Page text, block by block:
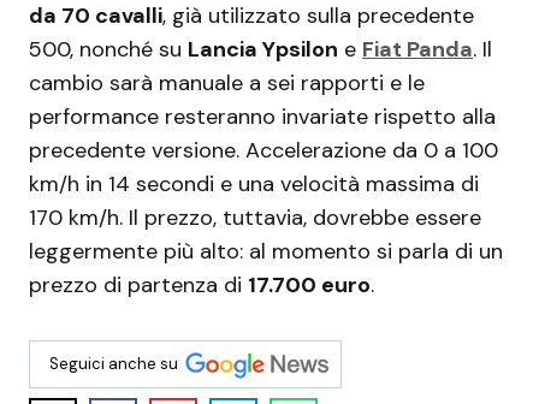
da 70 cavalli, già utilizzato sulla precedente
500, nonché su Lancia Ypsilon e Fiat Panda. Il
cambio sarà manuale a sei rapporti e le
performance resteranno invariate rispetto alla
precedente versione. Accelerazione da 0 a 100
km/h in 14 secondi e una velocità massima di
170 km/h. Il prezzo, tuttavia, dovrebbe essere
leggermente più alto: al momento si parla di un
prezzo di partenza di 17.700 euro.
Seguici anche su